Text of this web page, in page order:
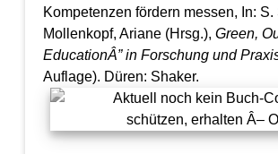
Kompetenzen fördern messen, In:
Mollenkopf, Ariane (Hrsg.), Green,
EducationÂ” in Forschung und
Auflage). Düren: Shaker.